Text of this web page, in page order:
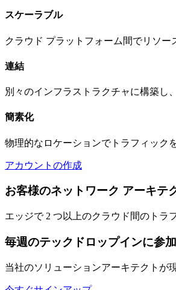
スケーラブル
クラウド プラットフォーム間でリソー
連結
別々のインフラストラクチャに構築し
簡素化
物理的なロケーションでトラフィック
アカウントの作成
お客様のネットワーク アーキテ
エッジで 2 つ以上のクラウド間のトラ
毎週のテックドロップインに参
当社のソリューションアーキテクトが